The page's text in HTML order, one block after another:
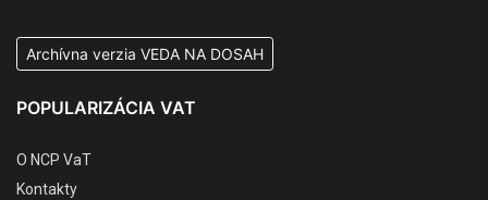
Archívna verzia VEDA NA DOSAH
POPULARIZÁCIA VAT
O NCP VaT
Kontakty